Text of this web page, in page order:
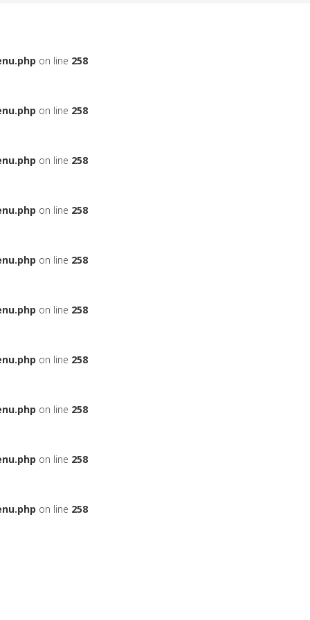
on line 258
on line 258
on line 258
on line 258
on line 258
on line 258
on line 258
on line 258
on line 258
on line 258